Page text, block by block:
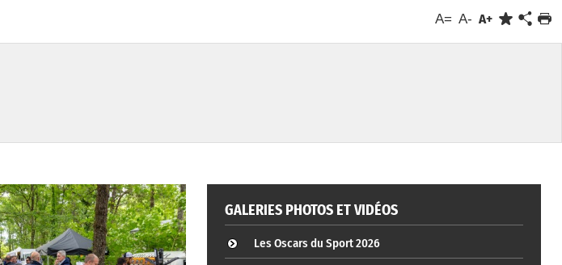
A= A- A+
GALERIES PHOTOS ET VIDÉOS
Les Oscars du Sport 2026